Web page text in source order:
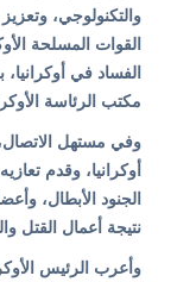
والتكنولوجي،
القوات المسلحة
الفساد في
مكتب الرئاسة
وفي مستهل
أوكرانيا، وقدم
الجنود الأبطال،
نتيجة أعمال القتل
وأعرب الرئيس